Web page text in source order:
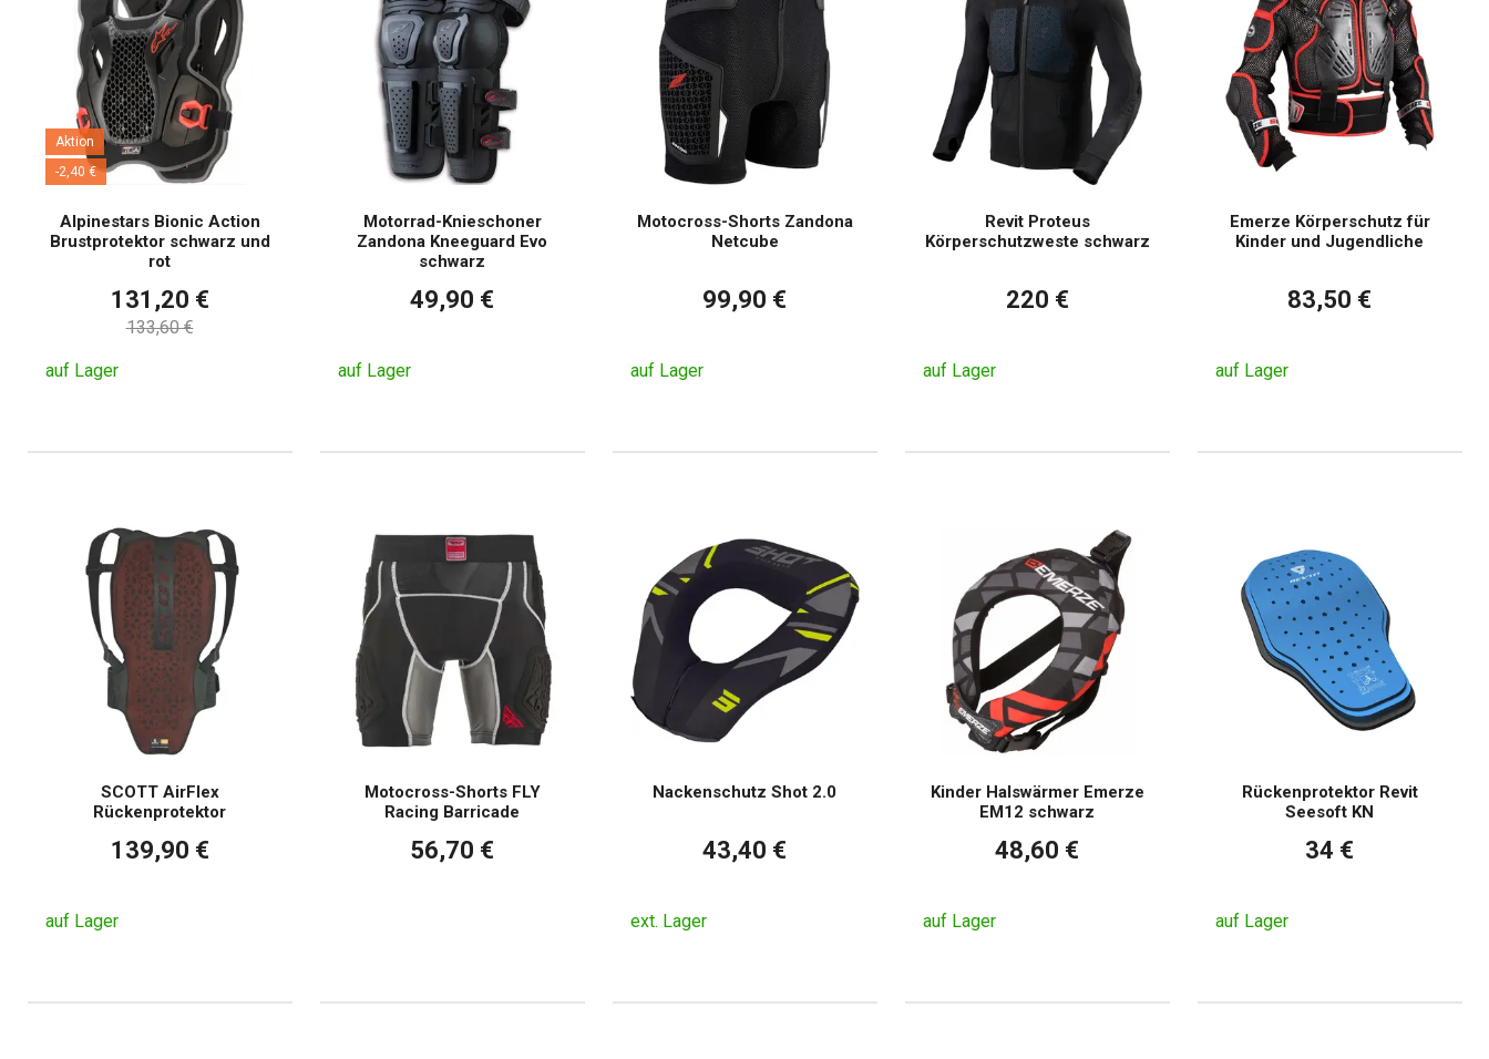
Aktion
-2,40 €
Alpinestars Bionic Action
Brustprotektor schwarz und
rot
131,20 €
133,60 €
auf Lager
Motorrad-Knieschoner
Zandona Kneeguard Evo
schwarz
49,90 €
auf Lager
Motocross-Shorts Zandona
Netcube
99,90 €
auf Lager
Revit Proteus
Körperschutzweste schwarz
220 €
auf Lager
Emerze Körperschutz für
Kinder und Jugendliche
83,50 €
auf Lager
SCOTT AirFlex
Rückenprotektor
139,90 €
auf Lager
Motocross-Shorts FLY
Racing Barricade
56,70 €
Nackenschutz Shot 2.0
43,40 €
ext. Lager
Kinder Halswärmer Emerze
EM12 schwarz
48,60 €
auf Lager
Rückenprotektor Revit
Seesoft KN
34 €
auf Lager